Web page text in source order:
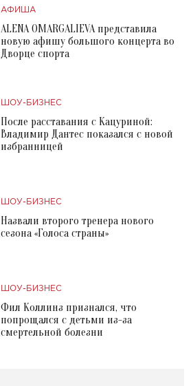
АФИША
ALENA OMARGALIEVA представила
новую афишу большого концерта во
Дворце спорта
ШОУ-БИЗНЕС
После расставания с Кацуриной:
Владимир Дантес показался с новой
избранницей
ШОУ-БИЗНЕС
Назвали второго тренера нового
сезона «Голоса страны»
ШОУ-БИЗНЕС
Фил Коллинз признался, что
попрощался с детьми из-за
смертельной болезни